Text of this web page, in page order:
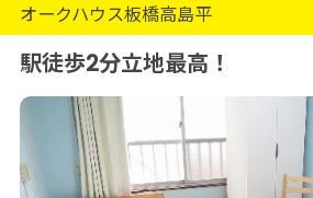
オークハウス板橋高島平
駅徒歩2分立地最高！